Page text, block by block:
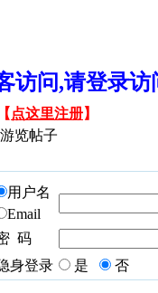
访问,请登录
【 点这里注册】
览帖子
用户名
Email
码
身登录
是 否